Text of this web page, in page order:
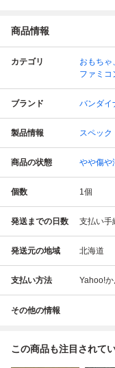
商品情報
カテゴリ おもちゃ
ファミコ
ブランド バンダイ
製品情報 スペック
商品の状態 やや傷や
個数 1個
発送までの日数 支払い手
発送元の地域 北海道
支払い方法 Yahoo!
その他の情報
この商品も注目されて